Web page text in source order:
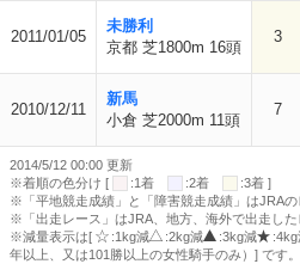
2011/01/05
未勝利
京都 芝1800m 16頭
3
2010/12/11
新馬
小倉 芝2000m 11頭
7
2014/5/12 00:00 更新
※着順の色分け [
:1着 :2着
:3着 ]
※「平地競走成績」と「障害競走成績」はJRAの
※「出走レース」はJRA、地方、海外で出走した
※減量表示は[
:1kg減 :2kg減 :3kg減
年以上、又は101勝以上の女性騎手のみ）] です。